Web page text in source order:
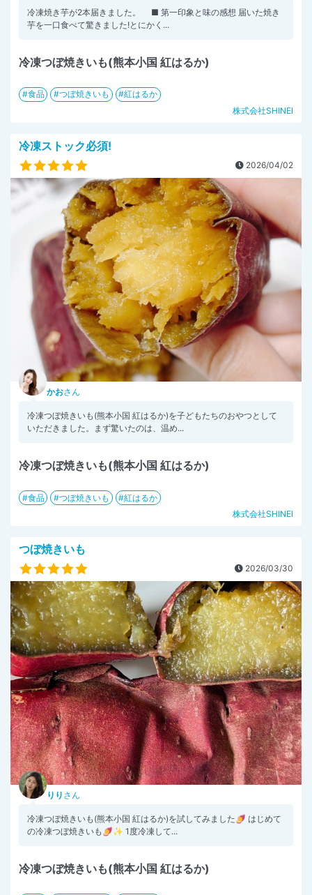
冷凍焼き芋が2本届きました。 ■ 第一印象と味の感想 届いた焼き
芋を一口食べて驚きました!とにかく...
冷凍つぼ焼きいも(熊本小国 紅はるか)
食品 つぼ焼きいも
紅はるか
株式会社SHINEI
冷凍ストック必須!
2026/04/02
かおさん
冷凍つぼ焼きいも(熊本小国 紅はるか)を子どもたちのおやつとして
いただきました。まず驚いたのは、温め...
冷凍つぼ焼きいも(熊本小国 紅はるか)
食品 つぼ焼きいも
紅はるか
株式会社SHINEI
つぼ焼きいも
2026/03/30
りり さん
冷凍つぼ焼きいも(熊本小国 紅はるか)を試してみました🍠 はじめて
の冷凍つぼ焼きいも🍠✨ 1度冷凍して...
冷凍つぼ焼きいも(熊本小国 紅はるか)